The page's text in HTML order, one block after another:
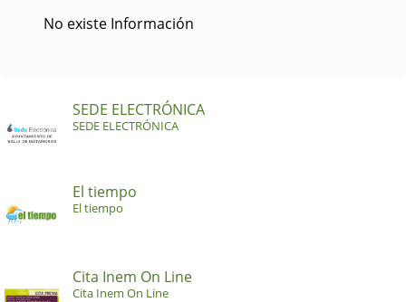
No existe Información
SEDE ELECTRÓNICA
SEDE ELECTRÓNICA
El tiempo
El tiempo
Cita Inem On Line
Cita Inem On Line